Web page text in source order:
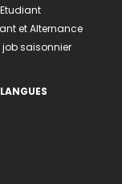
et Alternance
job saisonnier